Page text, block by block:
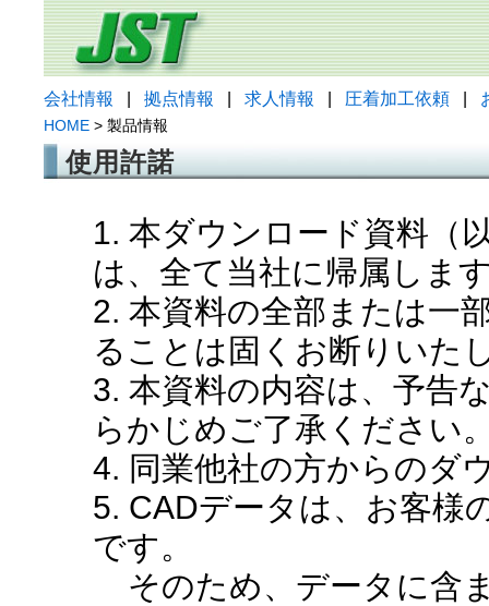
会社情報 拠点情報 求人情報 圧着加工依頼
HOME > 製品情報
使用許諾
1. 本ダウンロード資料（
は、全て当社に帰属しま
2. 本資料の全部または一
ることは固くお断りいた
3. 本資料の内容は、予告
らかじめご了承ください
4. 同業他社の方からのダ
5. CADデータは、お客様
です。
そのため、データに含